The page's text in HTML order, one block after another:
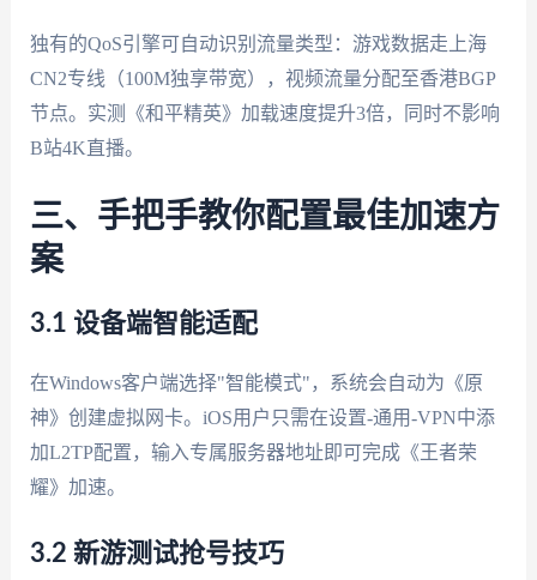
独有的QoS引擎可自动识别流量类型：游戏数据走上海
CN2专线（100M独享带宽），视频流量分配至香港BGP
节点。实测《和平精英》加载速度提升3倍，同时不影响
B站4K直播。
三、手把手教你配置最佳加速方
案
3.1 设备端智能适配
在Windows客户端选择"智能模式"，系统会自动为《原
神》创建虚拟网卡。iOS用户只需在设置-通用-VPN中添
加L2TP配置，输入专属服务器地址即可完成《王者荣
耀》加速。
3.2 新游测试抢号技巧